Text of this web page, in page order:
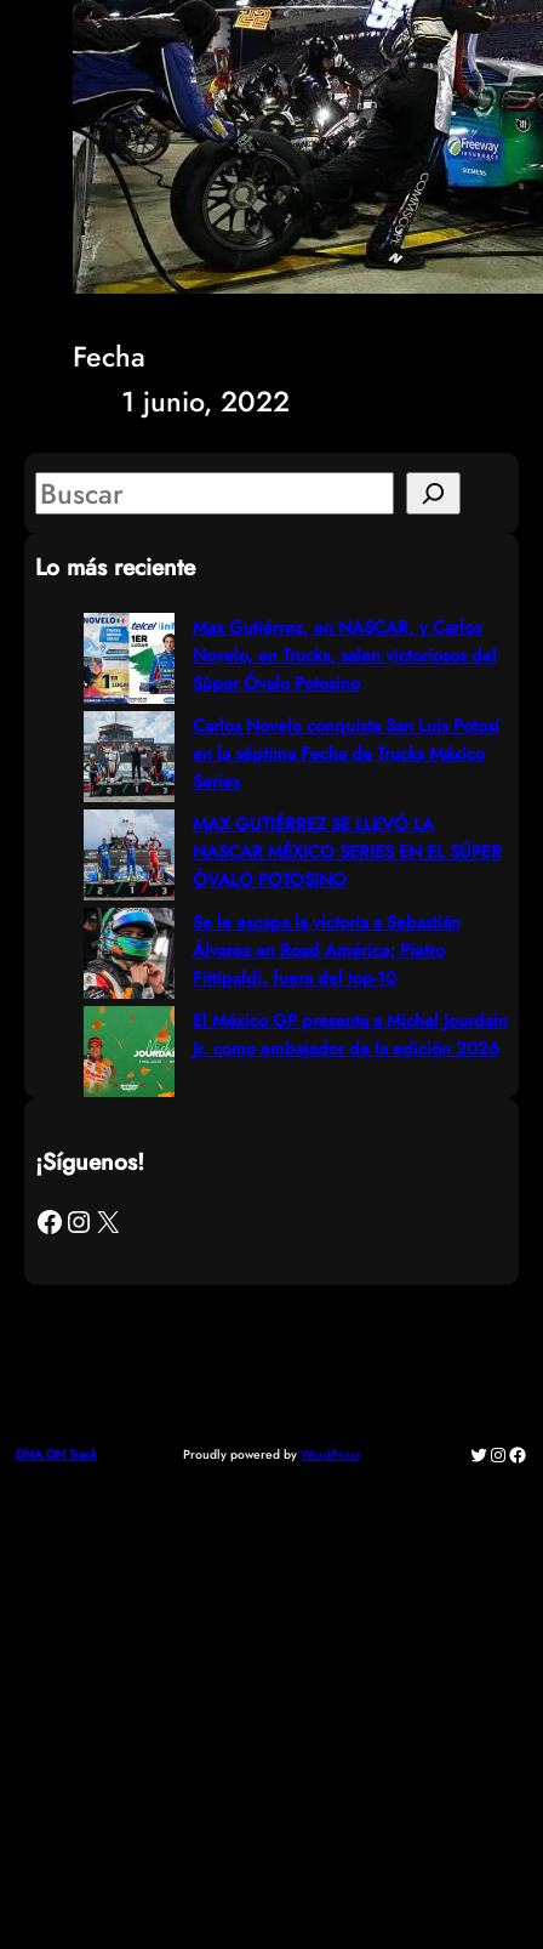
Fecha
1 junio, 2022
S
a
Lo más reciente
Max Gutiérrez, en NASCAR, y Carlos
Novelo, en Trucks, salen victoriosos del
Súper Óvalo Potosino
Carlos Novelo conquista San Luis Potosí
en la séptima Fecha de Trucks México
Series
MAX GUTIÉRREZ SE LLEVÓ LA
NASCAR MÉXICO SERIES EN EL SÚPER
ÓVALO POTOSINO
Se le escapa la victoria a Sebastián
Álvarez en Road América; Pietro
Fittipaldi, fuera del top-10
El México GP presenta a Michel Jourdain
Jr. como embajador de la edición 2026
¡Síguenos!
Facebook Instagram X
DNA ON Track Proudly powered by WordPress Twitter